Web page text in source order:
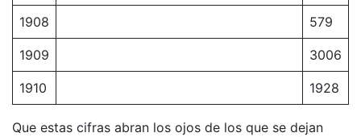
1908 579
1909 3006
1910 1928
Que estas cifras abran los ojos de los que se dejan